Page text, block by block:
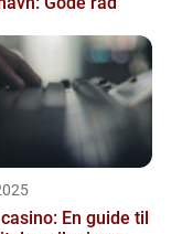
En guide til